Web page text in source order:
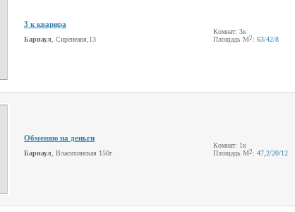
3 к кварира
Барнаул , Сиренеавя,13
Комнат: 3к
Площадь М2 : 63/42/8
Обменяю на деньги
Барнаул , Власихинская 150г
Комнат: 1к
Площадь М2 : 47,2/20/12